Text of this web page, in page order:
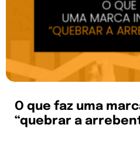
O que faz uma
“quebrar a